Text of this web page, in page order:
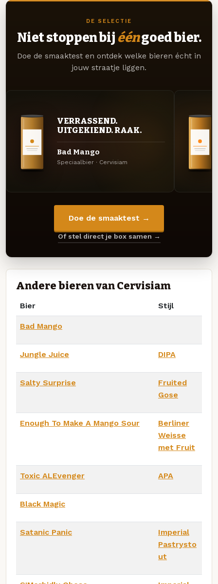
DE SELECTIE
Niet stoppen bij ééngoed bier.
Doe de smaaktest en ontdek welke bieren écht in
jouw straatje liggen.
VERRASSEND.
UITGEKIEND. RAAK.
Bad Mango
Speciaalbier · Cervisiam
Doe de smaaktest →
Of stel direct je box samen →
Andere bieren van Cervisiam
Bier Stijl
Bad Mango
Jungle Juice DIPA
Salty Surprise
Fruited
Gose
Enough To Make A Mango Sour
Berliner
Weisse
met Fruit
Toxic ALEvenger APA
Black Magic
Satanic Panic
Imperial
Pastrysto
ut